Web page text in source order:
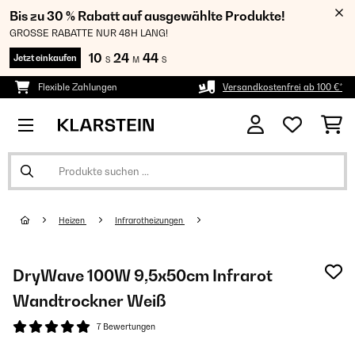
Bis zu 30 % Rabatt auf ausgewählte Produkte!
GROSSE RABATTE NUR 48H LANG!
Jetzt einkaufen 10 S 24 M 43 S
Flexible Zahlungen Versandkostenfrei ab 100 €*
Heizen Infrarotheizungen
DryWave 100W 9,5x50cm Infrarot
Wandtrockner Weiß
7 Bewertungen